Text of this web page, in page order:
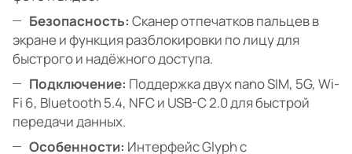
Безопасность: Сканер отпечатков пальцев в
экране и функция разблокировки по лицу для
быстрого и надёжного доступа.
Подключение: Поддержка двух nano SIM, 5G, Wi-
Fi 6, Bluetooth 5.4, NFC и USB-C 2.0 для быстрой
передачи данных.
Особенности: Интерфейс Glyph с